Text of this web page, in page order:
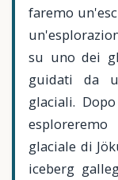
faremo
su uno dei
guidati da
glaciali.
glaciale di
iceberg